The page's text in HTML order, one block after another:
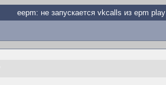
eepm: не запускается vkcalls из epm play